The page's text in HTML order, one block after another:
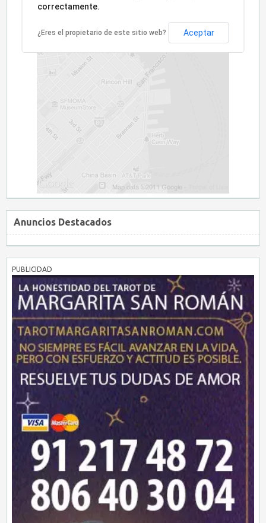
correctamente.
¿Eres el propietario de este sitio web? Aceptar
Anuncios Destacados
PUBLICIDAD